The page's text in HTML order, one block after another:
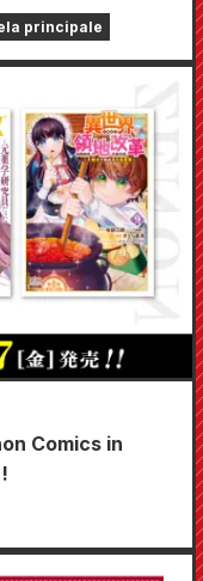
principale
Comics in